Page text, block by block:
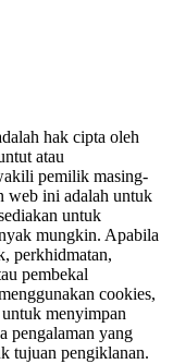
hak cipta oleh
atau
pemilik masing-
web ini adalah untuk
untuk
mungkin. Apabila
perkhidmatan,
pembekal
cookies,
menyimpan
pengalaman yang
tujuan pengiklanan.